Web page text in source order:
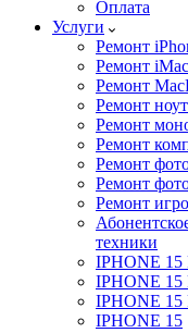
Оплата
Услуги
Ремонт
Ремонт iMac
Ремонт
Ремонт
Ремонт
Ремонт
Ремонт
Ремонт
Ремонт
техники
IPHONE
IPHONE 15
IPHONE 15
IPHONE 15